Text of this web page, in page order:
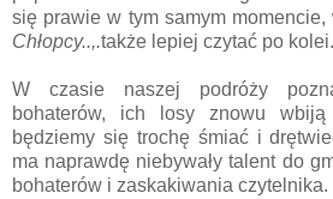
się prawie w tym samym
Chłopcy..,.także lepiej czytać po kolei.
W czasie naszej podróży
bohaterów, ich losy znowu
będziemy się trochę śmiać i
ma naprawdę niebywały talent do
bohaterów i zaskakiwania czytelnika.